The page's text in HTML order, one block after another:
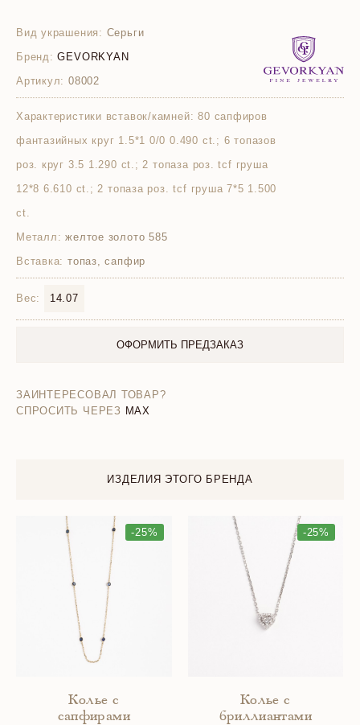
Вид украшения: Серьги
Бренд: GEVORKYAN
Артикул: 08002
Характеристики вставок/камней: 80 сапфиров
фантазийных круг 1.5*1 0/0 0.490 ct.; 6 топазов
роз. круг 3.5 1.290 ct.; 2 топаза роз. tcf груша
12*8 6.610 ct.; 2 топаза роз. tcf груша 7*5 1.500
ct.
Металл: желтое золото 585
Вставка: топаз, сапфир
Вес: 14.07
ОФОРМИТЬ ПРЕДЗАКАЗ
ЗАИНТЕРЕСОВАЛ ТОВАР?
СПРОСИТЬ ЧЕРЕЗ MAX
ИЗДЕЛИЯ ЭТОГО БРЕНДА
-25%
Колье с
сапфирами
-25%
Колье с
бриллиантами